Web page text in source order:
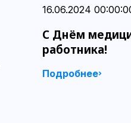
16.06.2024
С Днём
работника!
Подробнее